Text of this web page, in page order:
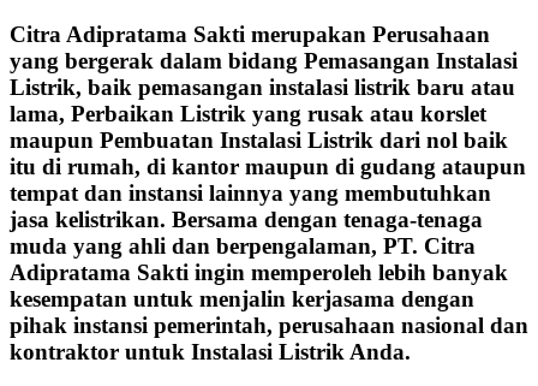
Citra Adipratama Sakti merupakan Perusahaan
yang bergerak dalam bidang Pemasangan Instalasi
Listrik, baik pemasangan instalasi listrik baru atau
lama, Perbaikan Listrik yang rusak atau korslet
maupun Pembuatan Instalasi Listrik dari nol baik
itu di rumah, di kantor maupun di gudang ataupun
tempat dan instansi lainnya yang membutuhkan
jasa kelistrikan. Bersama dengan tenaga-tenaga
muda yang ahli dan berpengalaman, PT. Citra
Adipratama Sakti ingin memperoleh lebih banyak
kesempatan untuk menjalin kerjasama dengan
pihak instansi pemerintah, perusahaan nasional dan
kontraktor untuk Instalasi Listrik Anda.